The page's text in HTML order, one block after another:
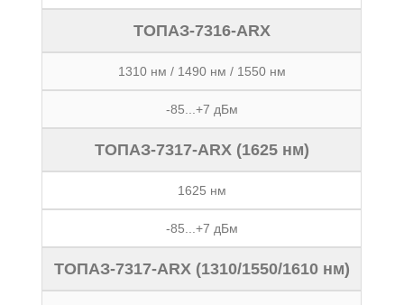
ТОПАЗ-7316-ARX
1310 нм / 1490 нм / 1550 нм
-85...+7 дБм
ТОПАЗ-7317-ARX (1625 нм)
1625 нм
-85...+7 дБм
ТОПАЗ-7317-ARX (1310/1550/1610 нм)